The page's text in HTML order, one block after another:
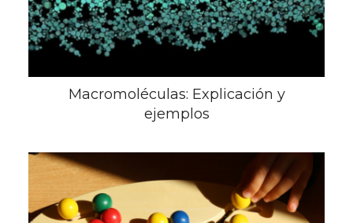
Macromoléculas: Explicación y
ejemplos